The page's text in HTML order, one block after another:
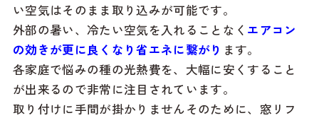
い空気はそのまま取り込みが可能です。
外部の暑い、冷たい空気を入れることなく エアコン
の効きが更に良くなり省エネに繋がり ます。
各家庭で悩みの種の光熱費を、大幅に安くすること
が出来るので非常に注目されています。
取り付けに手間が掛かりませんそのために、窓リフ